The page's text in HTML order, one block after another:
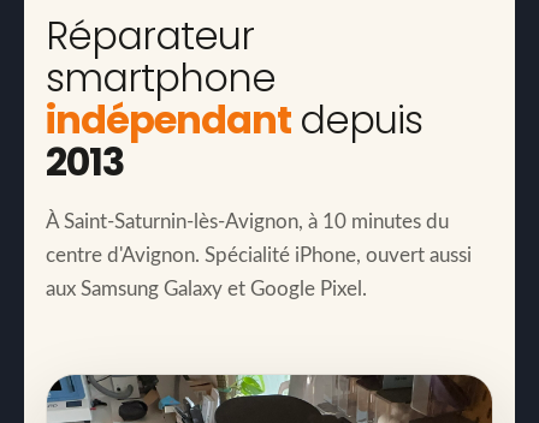
Réparateur
smartphone
indépendant depuis
2013
À Saint-Saturnin-lès-Avignon, à 10 minutes du
centre d'Avignon. Spécialité iPhone, ouvert aussi
aux Samsung Galaxy et Google Pixel.